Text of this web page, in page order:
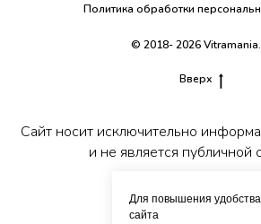
Политика обработки
© 2018- 2026
Вверх
Сайт носит исключительно
и не является публичной
Для повышения
сайта